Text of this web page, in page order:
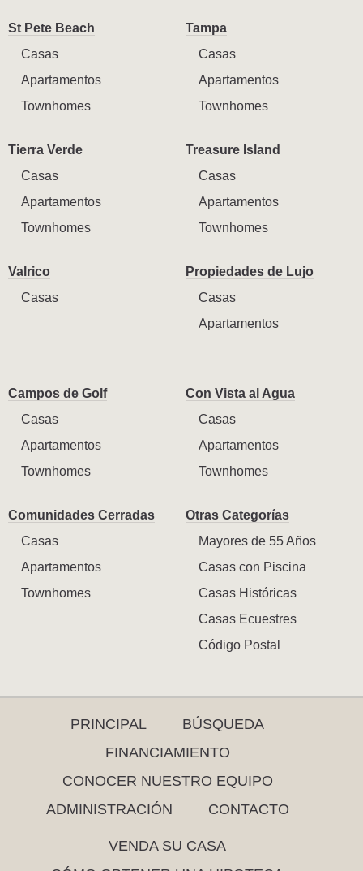
St Pete Beach
Casas
Apartamentos
Townhomes
Tampa
Casas
Apartamentos
Townhomes
Tierra Verde
Casas
Apartamentos
Townhomes
Treasure Island
Casas
Apartamentos
Townhomes
Valrico
Casas
Propiedades de Lujo
Casas
Apartamentos
Campos de Golf
Casas
Apartamentos
Townhomes
Con Vista al Agua
Casas
Apartamentos
Townhomes
Comunidades Cerradas
Casas
Apartamentos
Townhomes
Otras Categorías
Mayores de 55 Años
Casas con Piscina
Casas Históricas
Casas Ecuestres
Código Postal
PRINCIPAL
BÚSQUEDA
FINANCIAMIENTO
CONOCER NUESTRO EQUIPO
ADMINISTRACIÓN
CONTACTO
VENDA SU CASA